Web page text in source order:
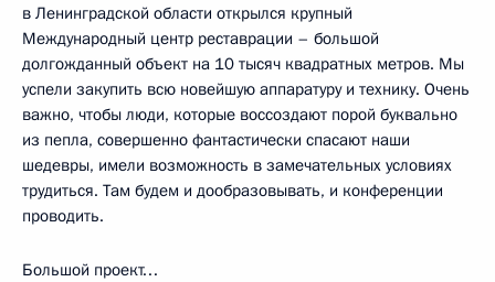
в Ленинградской области открылся крупный
Международный центр реставрации – большой
долгожданный объект на 10 тысяч квадратных метров. Мы
успели закупить всю новейшую аппаратуру и технику. Очень
важно, чтобы люди, которые воссоздают порой буквально
из пепла, совершенно фантастически спасают наши
шедевры, имели возможность в замечательных условиях
трудиться. Там будем и дообразовывать, и конференции
проводить.
Большой проект…